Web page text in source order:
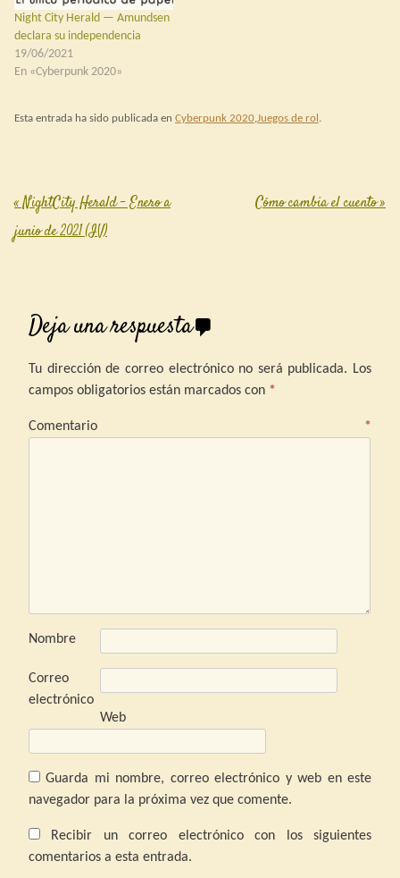
Night City Herald — Amundsen
declara su independencia
19/06/2021
En «Cyberpunk 2020»
Esta entrada ha sido publicada en Cyberpunk 2020,Juegos de rol .
Post navigation
«NightCity Herald – Enero a
junio de 2021 (IV)
Cómo cambia el cuento»
Deja una respuesta
Tu dirección de correo electrónico no será publicada. Los
campos obligatorios están marcados con *
Comentario *
Nombre
Correo
electrónico
Web
Guarda mi nombre, correo electrónico y web en este
navegador para la próxima vez que comente.
Recibir un correo electrónico con los siguientes
comentarios a esta entrada.